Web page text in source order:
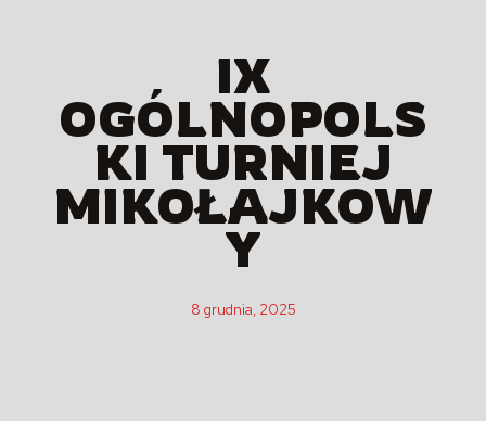
IX
OGÓLNOPOLS
KI TURNIEJ
MIKOŁAJKOW
Y
8 grudnia, 2025